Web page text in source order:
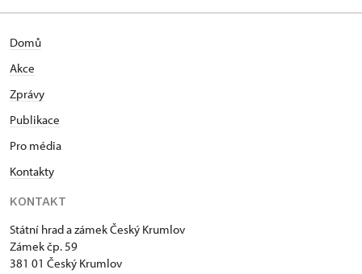
Domů
Akce
Zprávy
Publikace
Pro média
Kontakty
KONTAKT
Státní hrad a zámek Český Krumlov
Zámek čp. 59
381 01 Český Krumlov